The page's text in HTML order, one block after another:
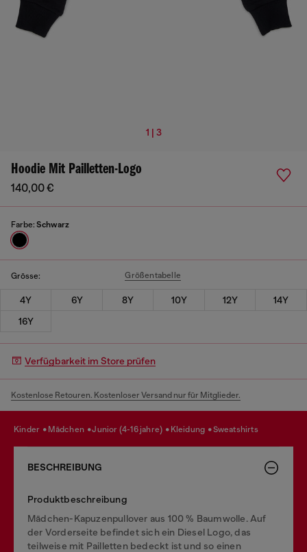
1 | 3
Hoodie Mit Pailletten-Logo
140,00 €
Farbe: Schwarz
Grösse: Größentabelle
4Y 6Y 8Y 10Y 12Y
14Y
16Y
Verfügbarkeit im Store prüfen
Kostenlose Retouren. Kostenloser Versand nur für Mitglieder.
kinder mädchen junior (4-16 jahre) kleidung sweatshirts
BESCHREIBUNG
Produktbeschreibung
Mädchen-Kapuzenpullover aus 100 % Baumwolle. Auf
der Vorderseite befindet sich ein Diesel Logo, das
teilweise mit Pailletten bedeckt ist und so einen